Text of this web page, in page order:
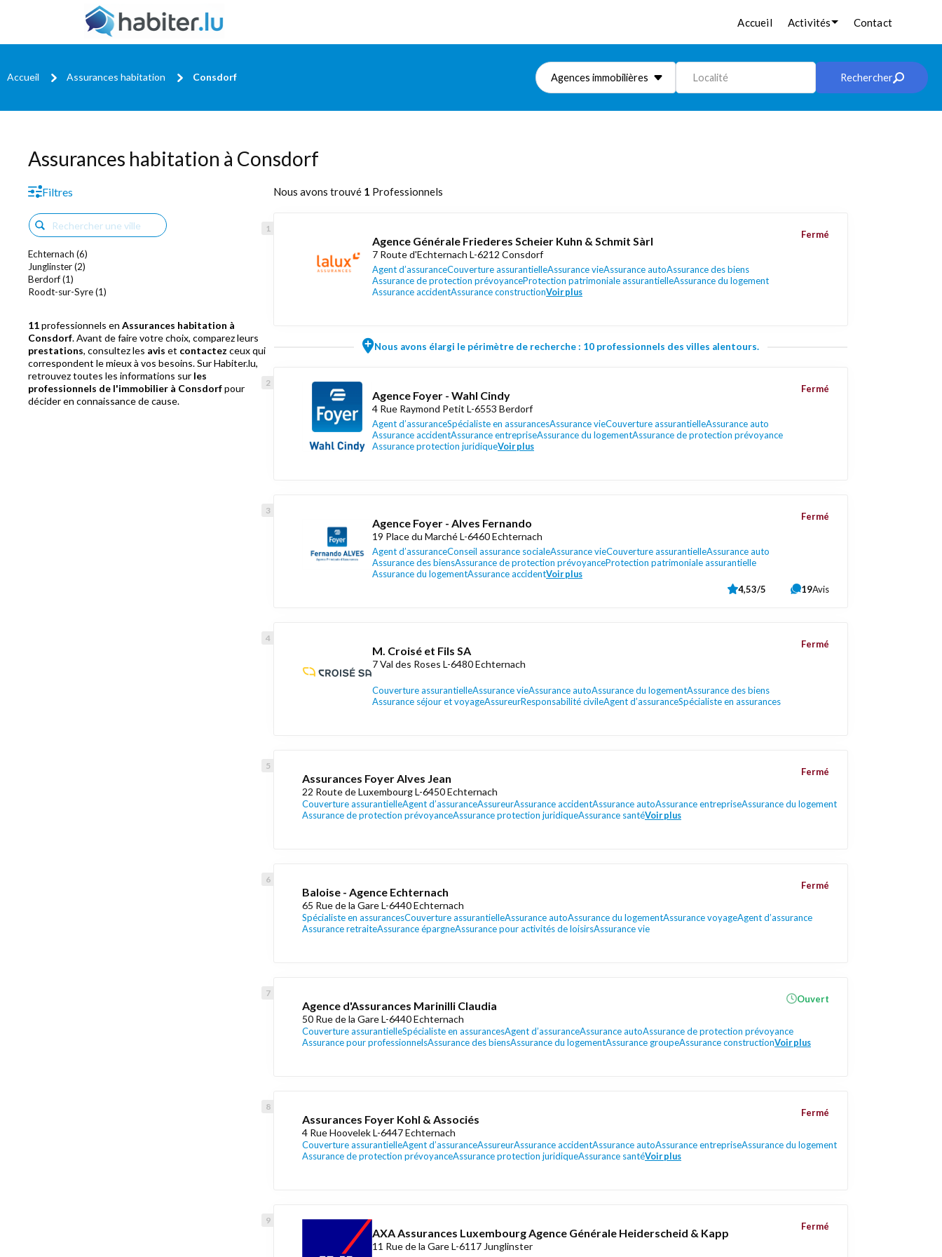
Accueil Activités Contact
Accueil Assurances habitation Consdorf Agences immobilières Localité Rechercher
Assurances habitation à Consdorf
Filtres
Echternach (6)
Junglinster (2)
Berdorf (1)
Roodt-sur-Syre (1)
11professionnels en Assurances habitation à
Consdorf. Avant de faire votre choix, comparez leurs
prestations, consultez les avis et contactez ceux qui
correspondent le mieux à vos besoins. Sur Habiter.lu,
retrouvez toutes les informations sur les
professionnels de l'immobilier à Consdorfpour
décider en connaissance de cause.
Nous avons trouvé 1 Professionnels
Agence Générale Friederes Scheier Kuhn & Schmit Sàrl
7 Route d'Echternach L-6212 Consdorf
Agent d’assuranceCouverture assurantielleAssurance vieAssurance autoAssurance des biens
Assurance de protection prévoyanceProtection patrimoniale assurantielleAssurance du logement
Assurance accidentAssurance constructionVoir plus
Fermé
Nous avons élargi le périmètre de recherche : 10 professionnels des villes alentours.
Agence Foyer - Wahl Cindy
4 Rue Raymond Petit L-6553 Berdorf
Agent d’assuranceSpécialiste en assurancesAssurance vieCouverture assurantielleAssurance auto
Assurance accidentAssurance entrepriseAssurance du logementAssurance de protection prévoyance
Assurance protection juridiqueVoir plus
Fermé
Agence Foyer - Alves Fernando
19 Place du Marché L-6460 Echternach
Agent d’assuranceConseil assurance socialeAssurance vieCouverture assurantielleAssurance auto
Assurance des biensAssurance de protection prévoyanceProtection patrimoniale assurantielle
Assurance du logementAssurance accidentVoir plus
Fermé
4,53/5 19Avis
M. Croisé et Fils SA
7 Val des Roses L-6480 Echternach
Couverture assurantielleAssurance vieAssurance autoAssurance du logementAssurance des biens
Assurance séjour et voyageAssureurResponsabilité civileAgent d’assuranceSpécialiste en assurances
Fermé
Assurances Foyer Alves Jean
22 Route de Luxembourg L-6450 Echternach
Couverture assurantielleAgent d’assuranceAssureurAssurance accidentAssurance autoAssurance entrepriseAssurance du logement
Assurance de protection prévoyanceAssurance protection juridiqueAssurance santéVoir plus
Fermé
Baloise - Agence Echternach
65 Rue de la Gare L-6440 Echternach
Spécialiste en assurancesCouverture assurantielleAssurance autoAssurance du logementAssurance voyageAgent d’assurance
Assurance retraiteAssurance épargneAssurance pour activités de loisirsAssurance vie
Fermé
Agence d'Assurances Marinilli Claudia
50 Rue de la Gare L-6440 Echternach
Couverture assurantielleSpécialiste en assurancesAgent d’assuranceAssurance autoAssurance de protection prévoyance
Assurance pour professionnelsAssurance des biensAssurance du logementAssurance groupeAssurance constructionVoir plus
Ouvert
Assurances Foyer Kohl & Associés
4 Rue Hoovelek L-6447 Echternach
Couverture assurantielleAgent d’assuranceAssureurAssurance accidentAssurance autoAssurance entrepriseAssurance du logement
Assurance de protection prévoyanceAssurance protection juridiqueAssurance santéVoir plus
Fermé
AXA Assurances Luxembourg Agence Générale Heiderscheid & Kapp
11 Rue de la Gare L-6117 Junglinster
Fermé